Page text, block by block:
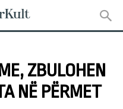
ZBULOHEN
NË PËRMET